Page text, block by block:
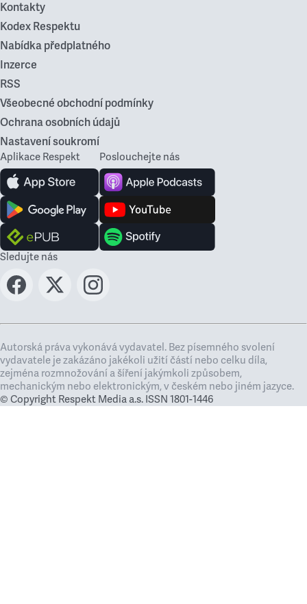
Kontakty
Kodex Respektu
Nabídka předplatného
Inzerce
RSS
Všeobecné obchodní podmínky
Ochrana osobních údajů
Nastavení soukromí
Aplikace Respekt Poslouchejte nás
Sledujte nás
Autorská práva vykonává vydavatel. Bez písemného svolení
vydavatele je zakázáno jakékoli užití částí nebo celku díla,
zejména rozmnožování a šíření jakýmkoli způsobem,
mechanickým nebo elektronickým, v českém nebo jiném jazyce.
© Copyright Respekt Media a.s. ISSN 1801-1446